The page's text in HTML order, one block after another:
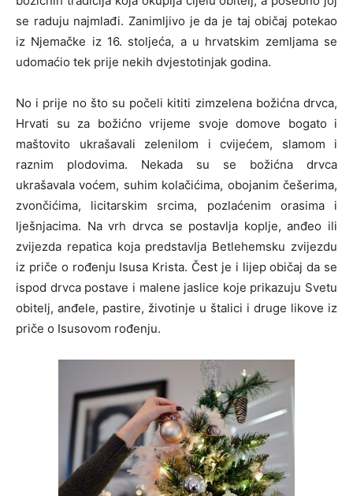
se raduju najmlađi. Zanimljivo je da je taj običaj potekao
iz Njemačke iz 16. stoljeća, a u hrvatskim zemljama se
udomaćio tek prije nekih dvjestotinjak godina.
No i prije no što su počeli kititi zimzelena božićna drvca,
Hrvati su za božićno vrijeme svoje domove bogato i
maštovito ukrašavali zelenilom i cvijećem, slamom i
raznim plodovima. Nekada su se božićna drvca
ukrašavala voćem, suhim kolačićima, obojanim češerima,
zvončićima, licitarskim srcima, pozlaćenim orasima i
lješnjacima. Na vrh drvca se postavlja koplje, anđeo ili
zvijezda repatica koja predstavlja Betlehemsku zvijezdu
iz priče o rođenju Isusa Krista. Čest je i lijep običaj da se
ispod drvca postave i malene jaslice koje prikazuju Svetu
obitelj, anđele, pastire, životinje u štalici i druge likove iz
priče o Isusovom rođenju.